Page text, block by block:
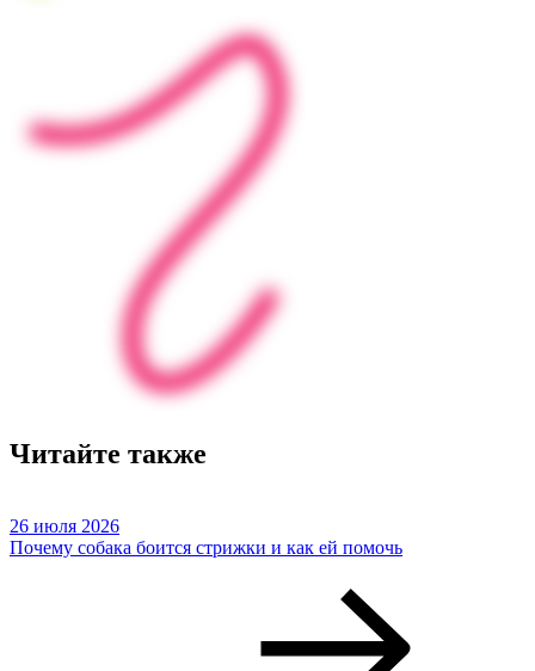
Читайте также
26 июля 2026
Почему собака боится стрижки и как ей помочь